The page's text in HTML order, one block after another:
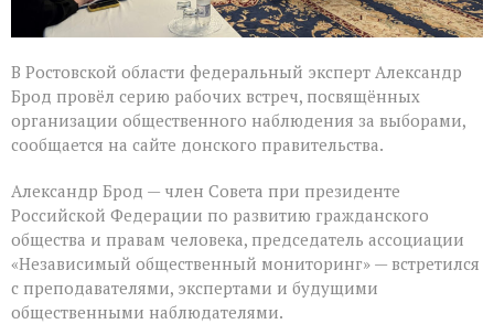
В Ростовской области федеральный эксперт Александр
Брод провёл серию рабочих встреч, посвящённых
организации общественного наблюдения за выборами,
сообщается на сайте донского правительства.
Александр Брод — член Совета при президенте
Российской Федерации по развитию гражданского
общества и правам человека, председатель ассоциации
«Независимый общественный мониторинг» — встретился
с преподавателями, экспертами и будущими
общественными наблюдателями.